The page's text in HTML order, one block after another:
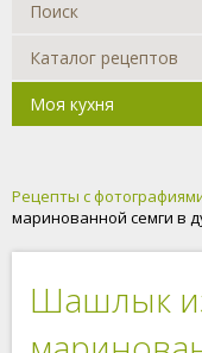
Каталог рецептов
Моя кухня
Рецепты с
маринованной семги в
Шашлык